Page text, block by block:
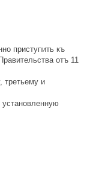
приступить къ
отъ 11
третьему и